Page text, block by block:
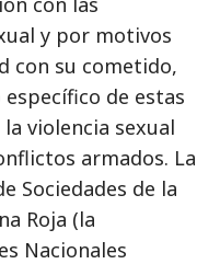
y por motivos
con su cometido,
de estas
violencia sexual
armados. La
Sociedades de la
Roja (la
Nacionales